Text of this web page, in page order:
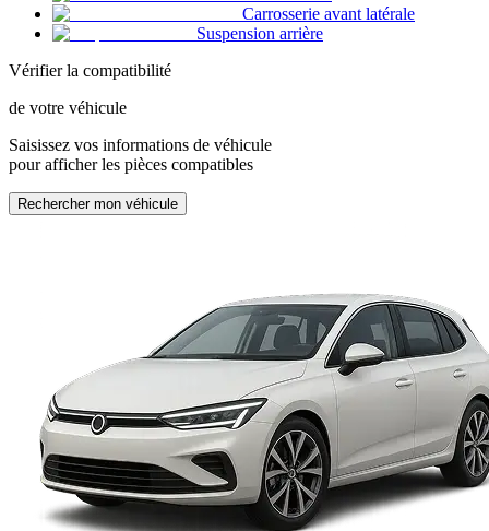
Carrosserie avant latérale
Suspension arrière
Vérifier la compatibilité
de votre véhicule
Saisissez vos informations de véhicule
pour afficher les pièces compatibles
Rechercher mon véhicule